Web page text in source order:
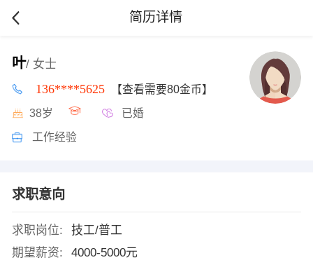
简历详情
叶/ 女士
136****5625 【查看需要80金币】
38岁 已婚
工作经验
求职意向
求职岗位:
技工/普工
期望薪资:
4000-5000元